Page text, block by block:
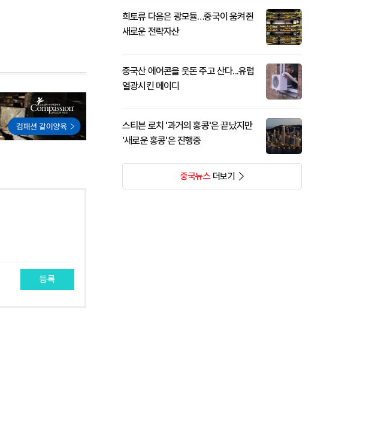
등록
희토류 다음은 광모듈…중국이 움켜쥔
새로운 전략자산
중국산 에어콘을 웃돈 주고 산다...유럽
열광시킨 메이디
스티븐 로치 '과거의 홍콩'은 끝났지만
'새로운 홍콩'은 진행중
중국뉴스더보기